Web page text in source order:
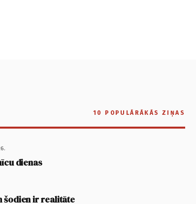
10 POPULĀRĀKĀS ZIŅAS
dienas
šodien ir realitāte